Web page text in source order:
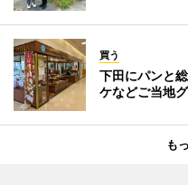
買う
下田にパンと
ケなどご当地
も